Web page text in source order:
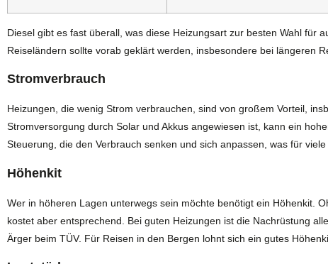
Diesel gibt es fast überall, was diese Heizungsart zur besten Wahl für
Reiseländern sollte vorab geklärt werden, insbesondere bei längeren
Stromverbrauch
Heizungen, die wenig Strom verbrauchen, sind von großem Vorteil,
Stromversorgung durch Solar und Akkus angewiesen ist, kann ein
Steuerung, die den Verbrauch senken und sich anpassen, was für
Höhenkit
Wer in höheren Lagen unterwegs sein möchte benötigt ein Höhenkit.
kostet aber entsprechend. Bei guten Heizungen ist die Nachrüstung
Ärger beim TÜV. Für Reisen in den Bergen lohnt sich ein gutes